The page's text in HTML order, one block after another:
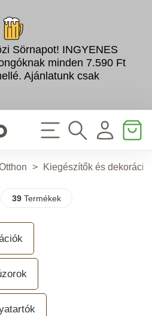
Sörnapot! INGYENES
minden 7.590 Ft
Ajánlatunk csak
> Kiegészítők és
39Termékek